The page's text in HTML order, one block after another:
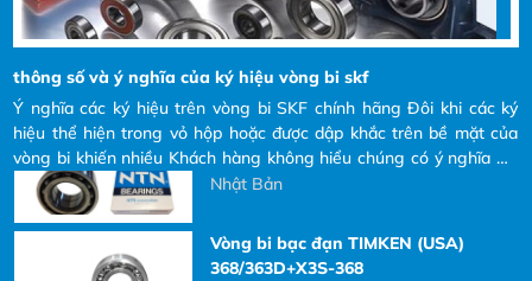
thông số và ý nghĩa của ký hiệu vòng bi skf
Ý nghĩa các ký hiệu trên vòng bi SKF chính hãng Đôi khi các ký
hiệu thể hiện trong vỏ hộp hoặc được dập khắc trên bề mặt của
vòng bi khiến nhiều Khách hàng không hiểu chúng có ý nghĩa gì?
và tại sao phải đọc các ký hiệu đó ra khi Khách hàng có nhu cầu
mua và yêu cầu bên nhà cung cấp báo giá.
NSK ,Vòng bi sản xuất tại JAPAN ,độ
chính xác cao sử dụng trục chính máy
CNC là tốt nhất
Vòng bi NTN thay đổi bao bì mới
vòng bi NTN thay đổi bao bì mới, Công
ty NTN được thành lập năm 1918 tại
Nhật Bản
Vòng bi bạc đạn TIMKEN (USA)
368/363D+X3S-368